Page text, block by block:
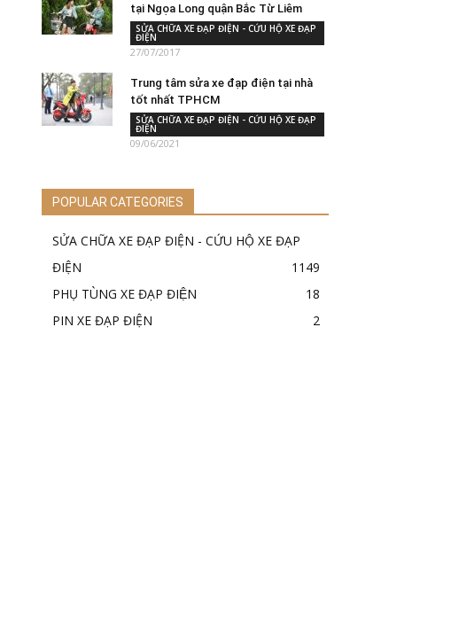
tại Ngọa Long quận Bắc Từ Liêm
SỬA CHỮA XE ĐẠP ĐIỆN - CỨU HỘ XE ĐẠP
ĐIỆN
27/07/2017
Trung tâm sửa xe đạp điện tại nhà
tốt nhất TPHCM
SỬA CHỮA XE ĐẠP ĐIỆN - CỨU HỘ XE ĐẠP
ĐIỆN
09/06/2021
POPULAR CATEGORIES
SỬA CHỮA XE ĐẠP ĐIỆN - CỨU HỘ XE ĐẠP
ĐIỆN
1149
PHỤ TÙNG XE ĐẠP ĐIỆN
18
PIN XE ĐẠP ĐIỆN
2